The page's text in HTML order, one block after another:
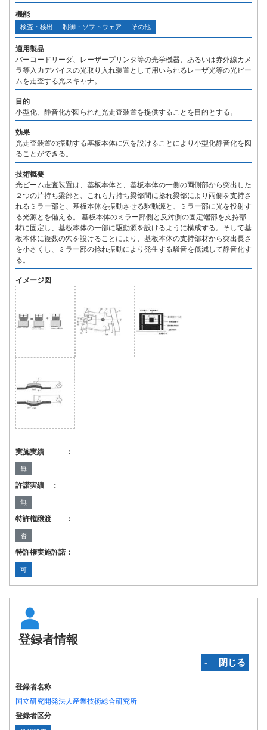
機能
検査・検出 制御・ソフトウェア その他
適用製品
バーコードリーダ、レーザープリンタ等の光学機器、あるいは赤外線カメ
ラ等入力デバイスの光取り入れ装置として用いられるレーザ光等の光ビー
ムを走査する光スキャナ。
目的
小型化、静音化が図られた光走査装置を提供することを目的とする。
効果
光走査装置の振動する基板本体に穴を設けることにより小型化静音化を図
ることができる。
技術概要
光ビーム走査装置は、基板本体と、基板本体の一側の両側部から突出した
２つの片持ち梁部と、これら片持ち梁部間に捻れ梁部により両側を支持さ
れるミラー部と、基板本体を振動させる駆動源と、ミラー部に光を投射す
る光源とを備える。 基板本体のミラー部側と反対側の固定端部を支持部
材に固定し、基板本体の一部に駆動源を設けるように構成する。そして基
板本体に複数の穴を設けることにより、基板本体の支持部材から突出長さ
を小さくし、ミラー部の捻れ振動により発生する騒音を低減して静音化す
る。
イメージ図
実施実績 ：
無
許諾実績 ：
無
特許権譲渡 ：
否
特許権実施許諾：
可
登録者情報
‐ 閉じる
登録者名称
国立研究開発法人産業技術総合研究所
登録者区分